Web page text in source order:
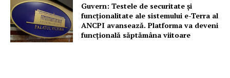
Guvern: Testele de securitate și
funcționalitate ale sistemului e-Terra al
ANCPI avansează. Platforma va deveni
funcțională săptămâna viitoare